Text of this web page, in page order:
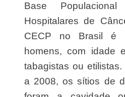
Base
Hospitalares de
CECP no Brasil é
homens, com idade
tabagistas ou
a 2008, os sítios de